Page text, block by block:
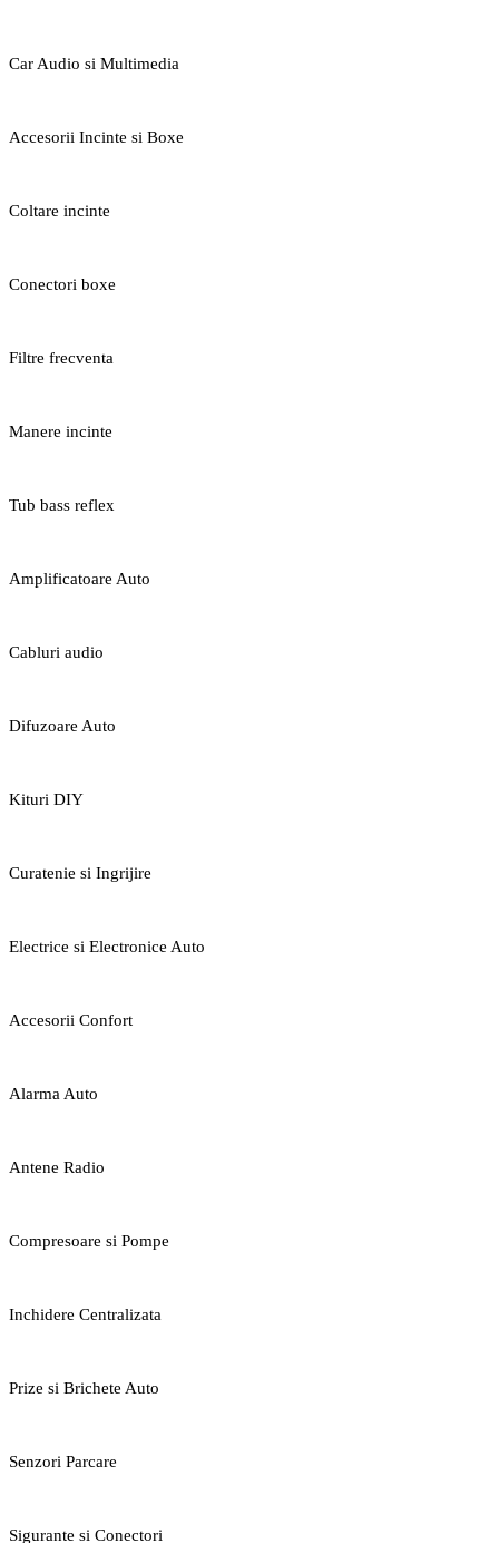
Car Audio si Multimedia
Accesorii Incinte si Boxe
Coltare incinte
Conectori boxe
Filtre frecventa
Manere incinte
Tub bass reflex
Amplificatoare Auto
Cabluri audio
Difuzoare Auto
Kituri DIY
Curatenie si Ingrijire
Electrice si Electronice Auto
Accesorii Confort
Alarma Auto
Antene Radio
Compresoare si Pompe
Inchidere Centralizata
Prize si Brichete Auto
Senzori Parcare
Sigurante si Conectori